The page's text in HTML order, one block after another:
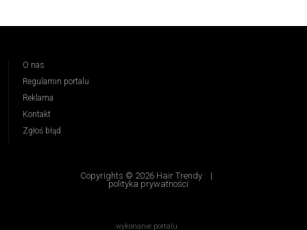
O nas
Regulamin portalu
Reklama
Kontakt
Zgłoś błąd
Copyrights © 2026 Hair Trendy |
polityka prywatności
wykonanie portalu